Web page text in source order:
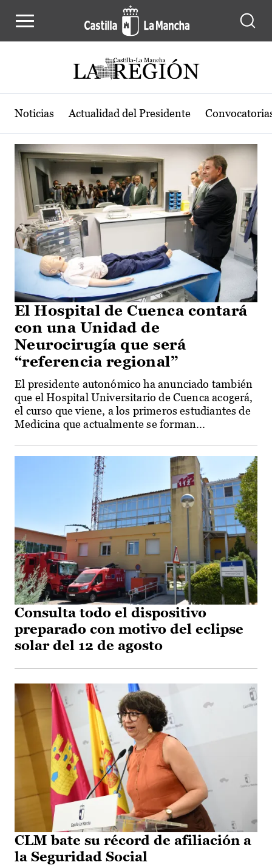
Actualidad de la región de Castilla-
Noticias Actualidad del Presidente
El Hospital de Cuenca contará
con una Unidad de
Neurocirugía que será
“referencia regional”
El presidente autonómico ha anunciado también
que el Hospital Universitario de Cuenca acogerá,
el curso que viene, a los primeros estudiantes de
Medicina que actualmente se forman...
Consulta todo el dispositivo
preparado con motivo del eclipse
solar del 12 de agosto
CLM bate su récord de afiliación a
la Seguridad Social